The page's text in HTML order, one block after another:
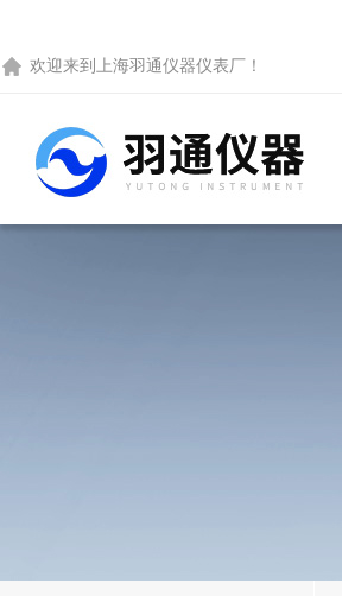
欢迎来到 上海羽通仪器仪表厂 ！